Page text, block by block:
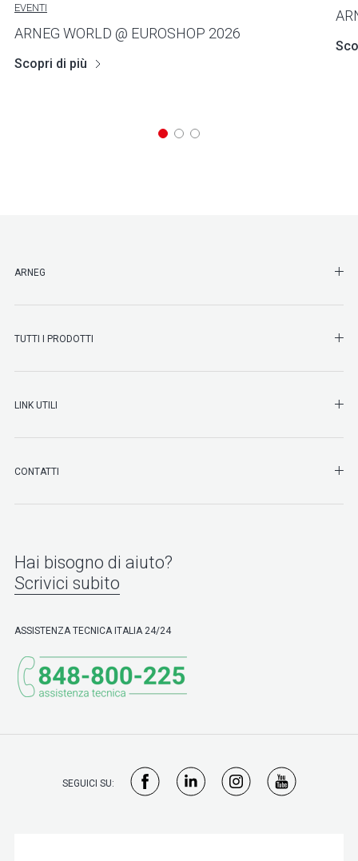
EVENTI
ARNEG WORLD @ EUROSHOP 2026
Scopri di più
ARNEG
TUTTI I PRODOTTI
LINK UTILI
CONTATTI
Hai bisogno di aiuto?
Scrivici subito
ASSISTENZA TECNICA ITALIA 24/24
SEGUICI SU: